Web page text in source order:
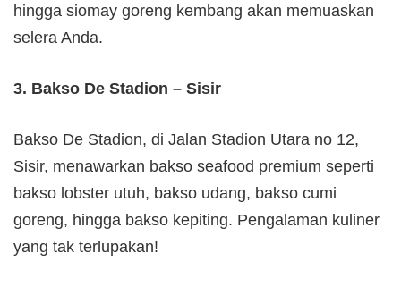
hingga siomay goreng kembang akan memuaskan
selera Anda.
3. Bakso De Stadion – Sisir
Bakso De Stadion, di Jalan Stadion Utara no 12,
Sisir, menawarkan bakso seafood premium seperti
bakso lobster utuh, bakso udang, bakso cumi
goreng, hingga bakso kepiting. Pengalaman kuliner
yang tak terlupakan!